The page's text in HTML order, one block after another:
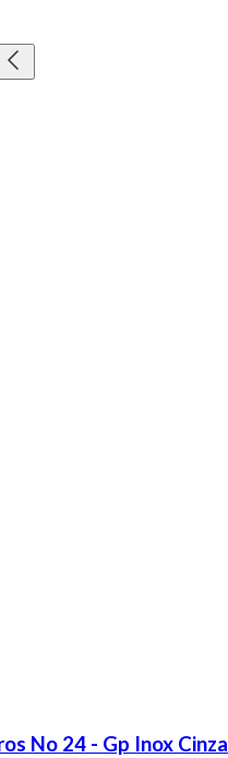
No 24 - Gp Inox Cinza